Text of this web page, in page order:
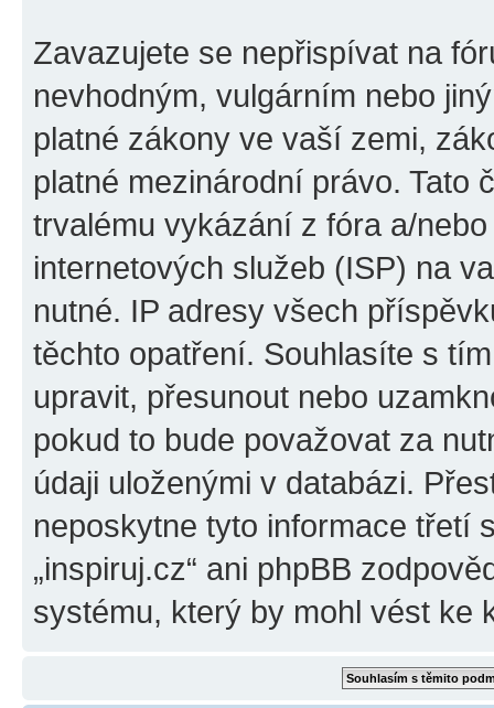
Zavazujete se nepřispívat na
nevhodným, vulgárním nebo
platné zákony ve vaší zemi,
platné mezinárodní právo. Tato
trvalému vykázání z fóra a/
internetových služeb (ISP) na
nutné. IP adresy všech
těchto opatření. Souhlasíte s
upravit, přesunout nebo
pokud to bude považovat za
údaji uloženými v databázi.
neposkytne tyto informace třetí
„inspiruj.cz“ ani phpBB
systému, který by mohl vést ke